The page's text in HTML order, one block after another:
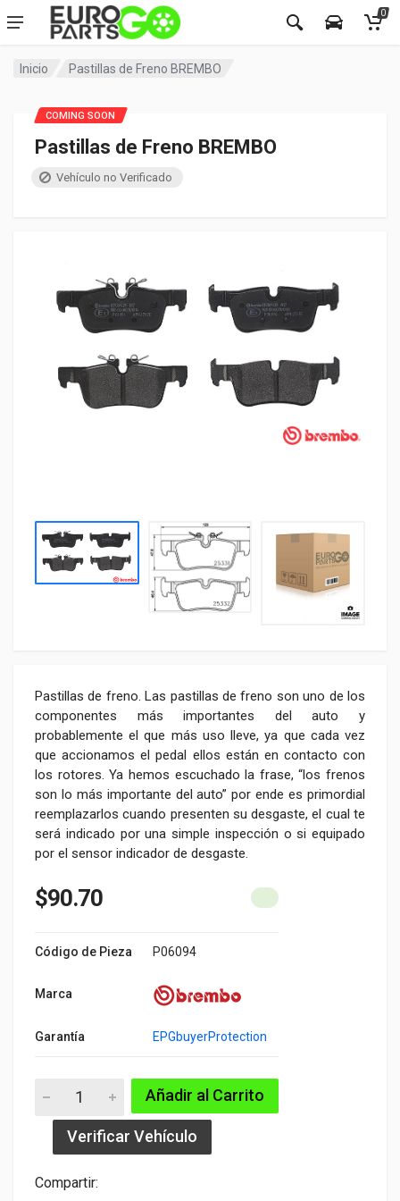
0
Inicio Pastillas de Freno BREMBO
Pastillas de Freno BREMBO
Vehículo no Verificado
Pastillas de freno. Las pastillas de freno son uno de los
componentes más importantes del auto y
probablemente el que más uso lleve, ya que cada vez
que accionamos el pedal ellos están en contacto con
los rotores. Ya hemos escuchado la frase, “los frenos
son lo más importante del auto” por ende es primordial
reemplazarlos cuando presenten su desgaste, el cual te
será indicado por una simple inspección o si equipado
por el sensor indicador de desgaste.
COMING SOON
$90.70
Código de Pieza P06094
Marca
Garantía EPGbuyerProtection
Añadir al Carrito
Verificar Vehículo
Compartir: